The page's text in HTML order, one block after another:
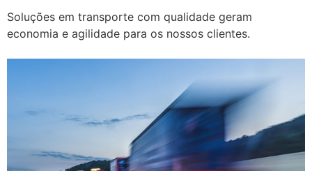
Soluções em transporte com qualidade geram
economia e agilidade para os nossos clientes.